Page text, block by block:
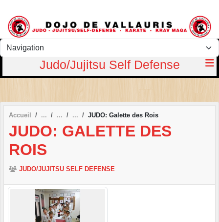
Judo/Jujitsu Self Defense
Accueil JUDO: Galette des Rois
JUDO: GALETTE DES
ROIS
JUDO/JUJITSU SELF DEFENSE